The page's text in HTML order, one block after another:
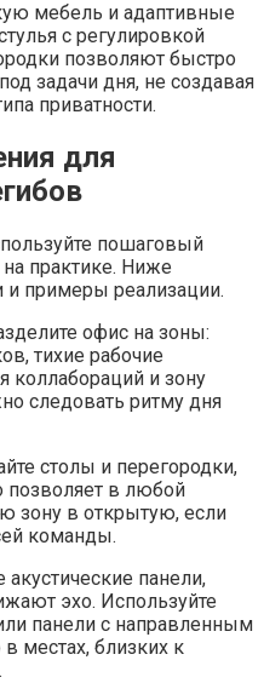
мебель и адаптивные
с регулировкой
позволяют быстро
задачи дня, не создавая
приватности.
для
пошаговый
практике. Ниже
примеры реализации.
офис на зоны:
тихие рабочие
коллабораций и зону
следовать ритму дня
столы и перегородки,
в любой
зону в открытую, если
команды.
панели,
эхо. Используйте
панели с направленным
местах, близких к